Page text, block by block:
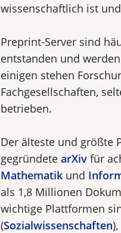
wissenschaftlich ist
Preprint-Server sind
entstanden und
einigen stehen
Fachgesellschaften,
betrieben.
Der älteste und größte
gegründete arXiv für
Mathematik und
als 1,8 Millionen
wichtige Plattformen
(Sozialwissenschaften),